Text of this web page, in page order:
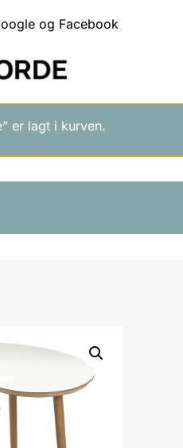
og Facebook
er lagt i kurven.